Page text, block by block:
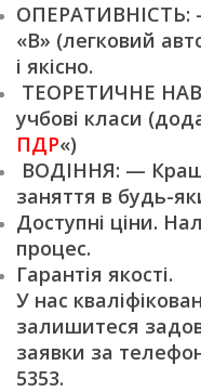
ОПЕРАТИВНІСТЬ:
«В» (легковий
і якісно.
ТЕОРЕТИЧНЕ
учбові класи
ПДР«)
ВОДІННЯ: —
заняття в будь-
Доступні ціни.
процес.
Гарантія якості.
У нас
залишитеся
заявки за
5353.